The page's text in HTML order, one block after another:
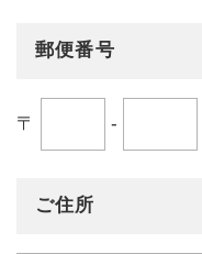
郵便番号
〒 -
ご住所